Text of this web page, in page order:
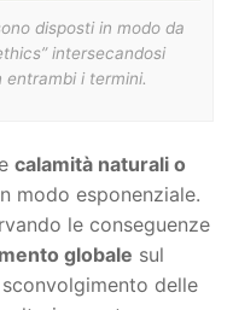
disposti in modo da
intersecandosi
i termini.
calamità naturali o
modo esponenziale.
le conseguenze
globale sul
delle